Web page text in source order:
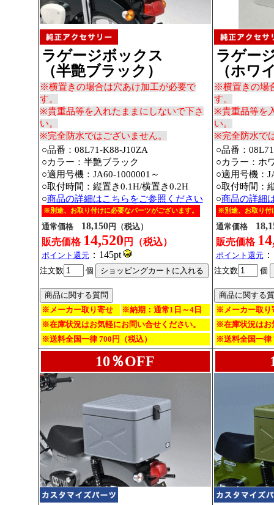
ラゲージボックス
（半艶ブラック）
※横置きの場合は穴あけ加工が必要で
す。
※貴重品等を入れたままにしないで下さ
い。
※完全防水ではございません。
○品番：08L71-K88-J10ZA
○カラー：半艶ブラック
○適用号機：JA60-1000001～
○取付時間：縦置き0.1H/横置き0.2H
○商品の詳細はこちらをご参照ください
※別途、お取り付けに必要なパーツがございます。
通常価格 18,150円（税込）
販売価格 14,520 円（税込）
ポイント還元：145pt
注文数 個
※メーカー取り寄せ
※納期：通常1日～4日
※在庫状況はお気軽にお問い合せください。
※送料全国一律 700円（税込）
ラゲー
（ホワ
※横置きの場
す。
※貴重品等を
い。
※完全防水で
○品番：
○カラー：ホ
○適用号機：
○取付時間：
○商品の詳細
※別途、お取り付
通常価格
販売価格
ポイント還元
注文数 個
※メーカー取り
※在庫状況はお
※送料全国一律
10％OFF